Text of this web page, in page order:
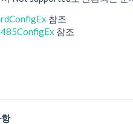
참조
참조